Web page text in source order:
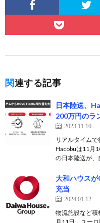
関連する記事
日本陸送、
200万円のラ
2023.11.10
リアルタイム
Hacobuは11月
の日本陸送が
大和ハウス
充当
2024.01.12
物流施設など積